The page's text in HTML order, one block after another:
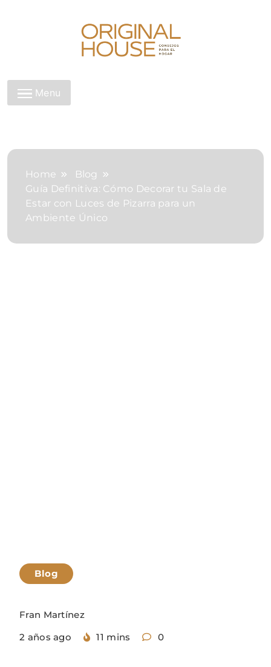
Original House
Menu
Home
Blog
Guía Definitiva: Cómo Decorar tu Sala de
Estar con Luces de Pizarra para un
Ambiente Único
Blog
Fran Martínez
2 años ago
11 mins 0